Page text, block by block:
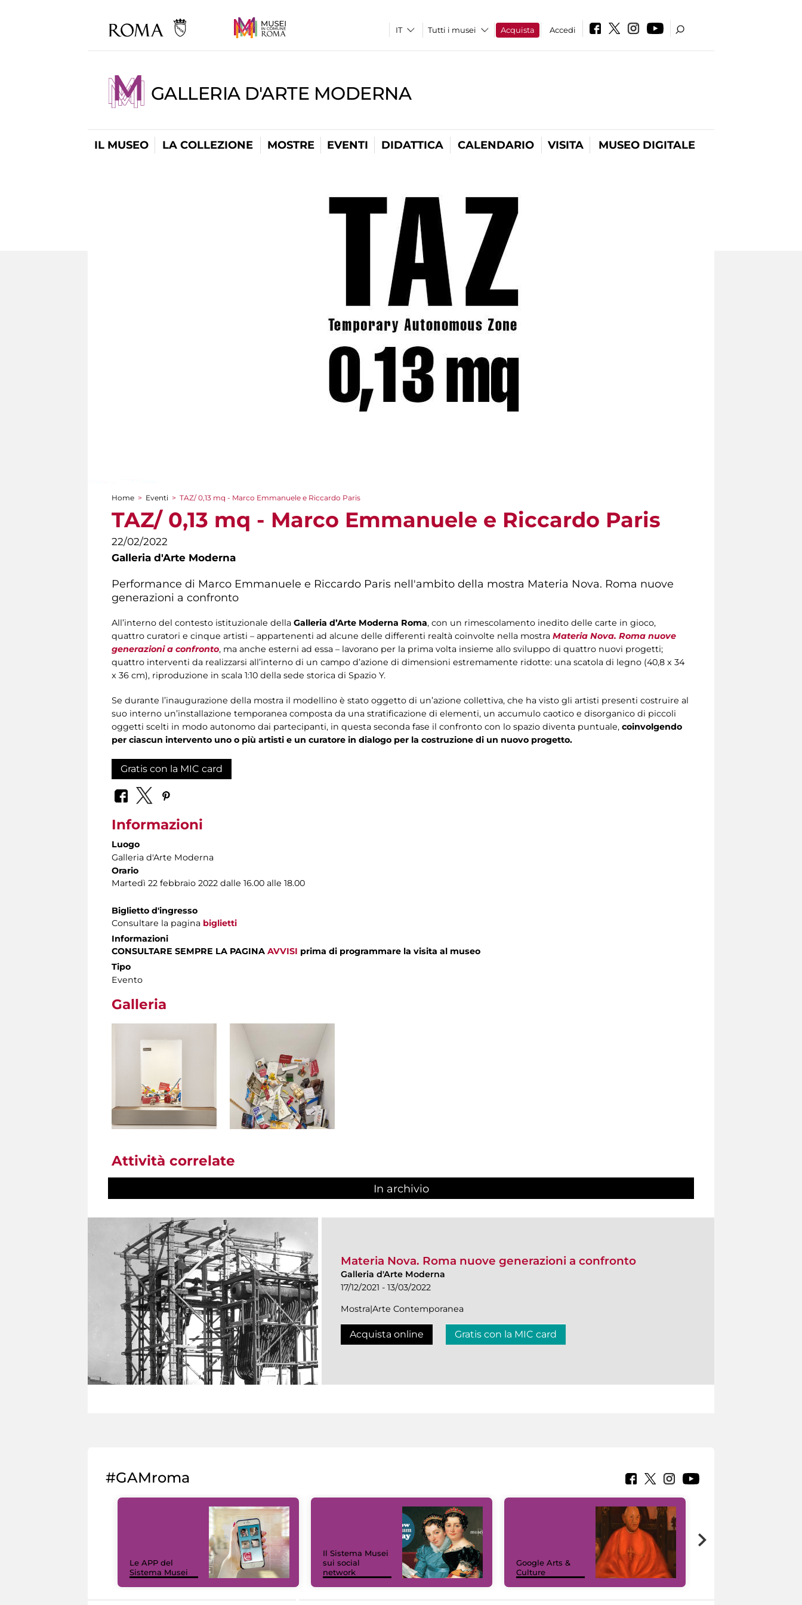
Tutti i musei Acquista Accedi
GALLERIA D'ARTE MODERNA
IL MUSEO LA COLLEZIONE MOSTRE EVENTI DIDATTICA CALENDARIO VISITA MUSEO DIGITALE
Tu sei qui
Home > Eventi > TAZ/ 0,13 mq - Marco Emmanuele e Riccardo Paris
TAZ/ 0,13 mq - Marco Emmanuele e Riccardo Paris
22/02/2022
Galleria d'Arte Moderna
Performance di Marco Emmanuele e Riccardo Paris nell'ambito della mostra Materia Nova. Roma nuove
generazioni a confronto
All’interno del contesto istituzionale della Galleria d’Arte Moderna Roma, con un rimescolamento inedito delle carte in gioco,
quattro curatori e cinque artisti – appartenenti ad alcune delle differenti realtà coinvolte nella mostra Materia Nova. Roma nuove
generazioni a confronto, ma anche esterni ad essa – lavorano per la prima volta insieme allo sviluppo di quattro nuovi progetti;
quattro interventi da realizzarsi all’interno di un campo d’azione di dimensioni estremamente ridotte: una scatola di legno (40,8 x 34
x 36 cm), riproduzione in scala 1:10 della sede storica di Spazio Y.
Se durante l’inaugurazione della mostra il modellino è stato oggetto di un’azione collettiva, che ha visto gli artisti presenti costruire al
suo interno un’installazione temporanea composta da una stratificazione di elementi, un accumulo caotico e disorganico di piccoli
oggetti scelti in modo autonomo dai partecipanti, in questa seconda fase il confronto con lo spazio diventa puntuale, coinvolgendo
per ciascun intervento uno o più artisti e un curatore in dialogo per la costruzione di un nuovo progetto.
Gratis con la MIC card
Informazioni
Luogo
Galleria d'Arte Moderna
Orario
Martedì 22 febbraio 2022 dalle 16.00 alle 18.00
Biglietto d'ingresso
Consultare la pagina biglietti
Informazioni
CONSULTARE SEMPRE LA PAGINA AVVISI prima di programmare la visita al museo
Tipo
Evento
Galleria
Attività correlate
In archivio
Materia Nova. Roma nuove generazioni a confronto
Galleria d'Arte Moderna
17/12/2021 - 13/03/2022
Mostra|Arte Contemporanea
Acquista online Gratis con la MIC card
#GAMroma
Le APP del
Sistema Musei
Il Sistema Musei
sui social
network
Google Arts &
Culture